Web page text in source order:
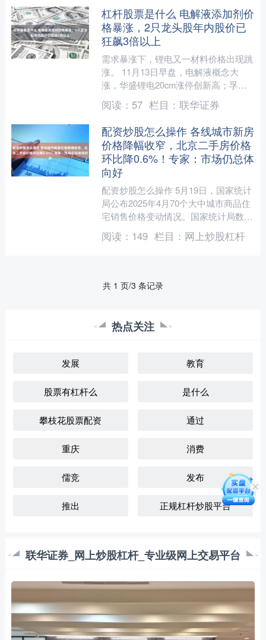
杠杆股票是什么 电解液添加剂价
格暴涨，2只龙头股年内股价已
狂飙3倍以上
需求暴涨下，锂电又一材料价格出现跳
涨。 11月13日早盘，电解液概念大
涨，华盛锂电20cm涨停创新高；孚日
股份、石大胜华、天赐材料等多股盘中
涨停。 消息面上，V....
阅读： 57 栏目： 联华证券
配资炒股怎么操作 各线城市新房
价格降幅收窄，北京二手房价格
环比降0.6%！专家：市场仍总体
向好
配资炒股怎么操作 5月19日，国家统计
局公布2025年4月70个大中城市商品住
宅销售价格变动情况。国家统计局数据
显示，2025年4月，70个大中城市中，
各线城市....
阅读： 149 栏目： 网上炒股杠杆
共 1 页/3 条记录
热点关注
发展 教育
股票有杠杆么 是什么
攀枝花股票配资 通过
重庆 消费
儒竞 发布
推出 正规杠杆炒股平台
联华证券_网上炒股杠杆_专业级网上交易平台